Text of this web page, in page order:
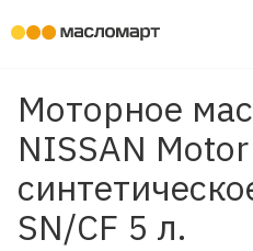
Моторное
NISSAN
SN/CF 5 л.